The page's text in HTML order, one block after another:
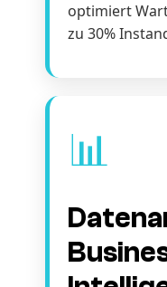
optimiert
zu 30%
📊